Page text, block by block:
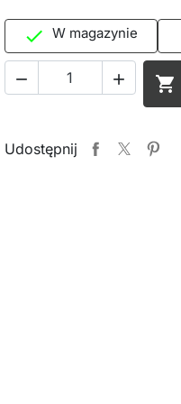
 W magazynie
  
Udostępnij